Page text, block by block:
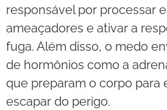
responsável por processar
ameaçadores e ativar a
fuga. Além disso, o medo
de hormônios como a
que preparam o corpo para
escapar do perigo.